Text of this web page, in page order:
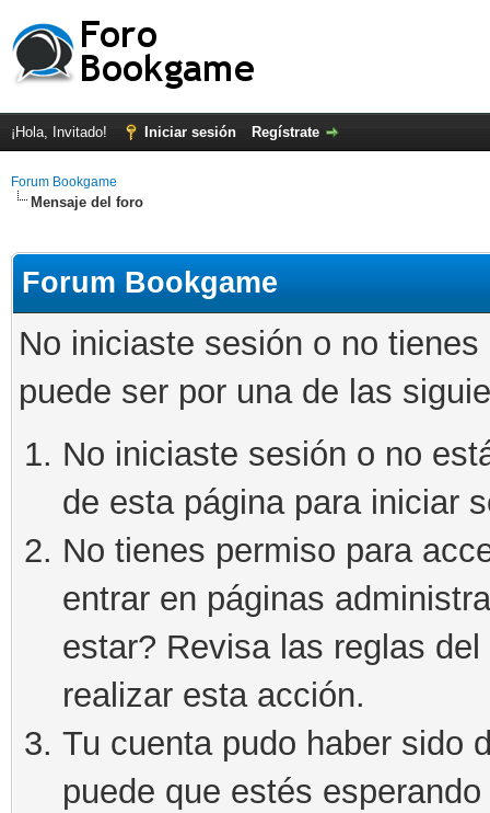
¡Hola, Invitado! Iniciar sesión Regístrate
Forum Bookgame
Mensaje del foro
Forum Bookgame
No iniciaste sesión o no
puede ser por una de las
No iniciaste sesión o no
de esta página para iniciar
No tienes permiso para
entrar en páginas
estar? Revisa las reglas
realizar esta acción.
Tu cuenta pudo haber sido
puede que estés